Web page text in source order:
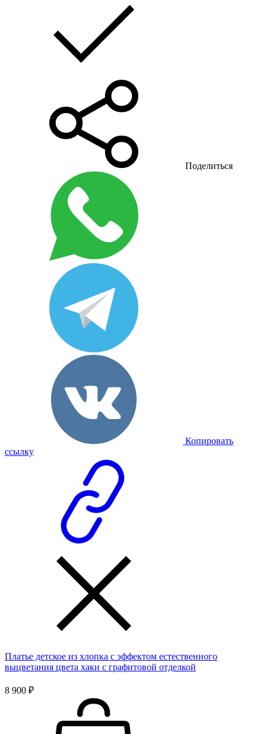
Поделиться
Копировать
ссылку
Платье детское из хлопка с эффектом естественного
выцветания цвета хаки с графитовой отделкой
8 900 ₽